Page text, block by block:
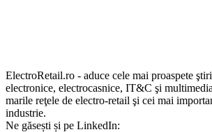
ElectroRetail.ro - aduce cele mai proaspete
electronice, electrocasnice, IT&C şi
marile reţele de electro-retail şi cei mai
industrie.
Ne găsești și pe LinkedIn: